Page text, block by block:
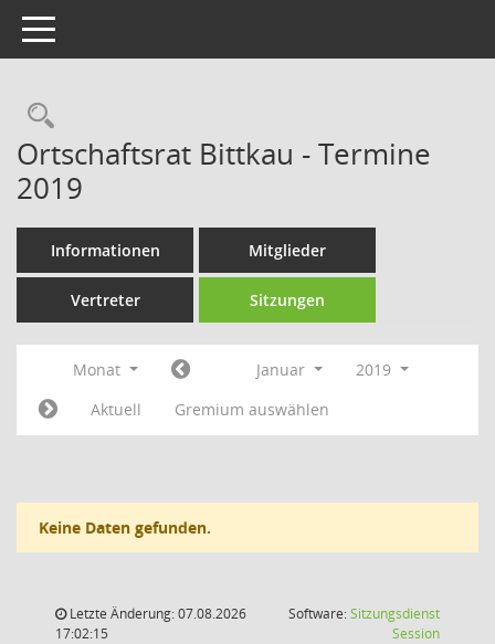
Toggle navigation
Rechercheauswahl
Ortschaftsrat Bittkau - Termine
2019
Informationen Mitglieder
Vertreter Sitzungen
Monat Januar
2019
Aktuell
Gremium auswählen
Keine Daten gefunden.
Letzte Änderung: 07.08.2026
17:02:15
Software:Sitzungsdienst
Session(Wird in